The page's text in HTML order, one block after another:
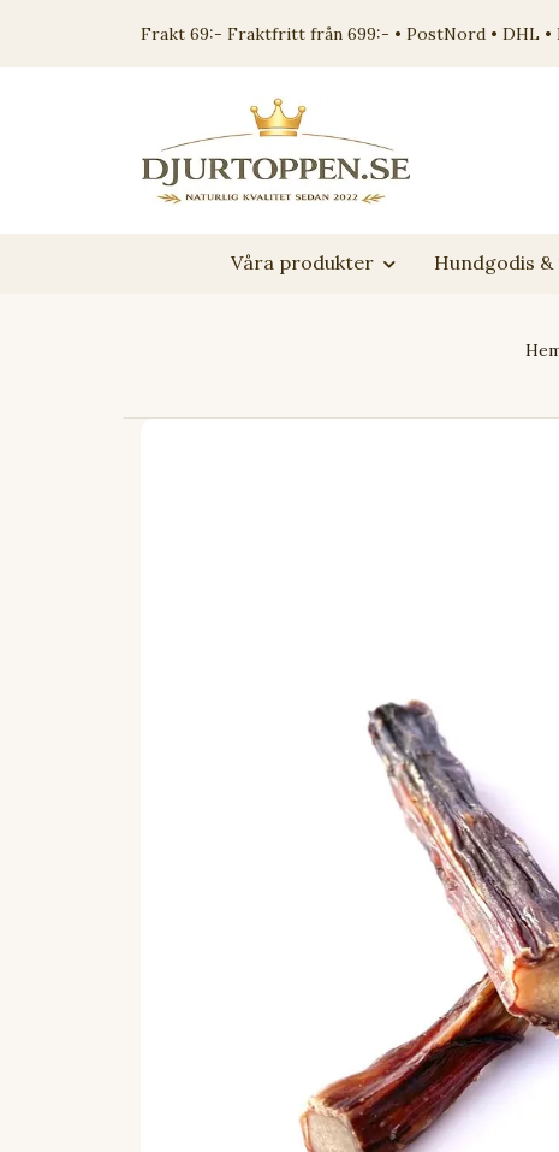
Frakt 69:- Fraktfritt från 699:- • PostNord • DHL •
Våra produkter Hundgodis &